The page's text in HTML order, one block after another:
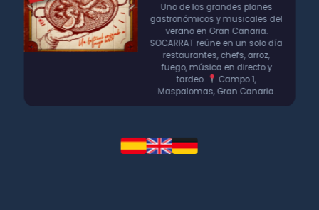
Uno de los grandes planes
gastronómicos y musicales del
verano en Gran Canaria.
SOCARRAT reúne en un solo día
restaurantes, chefs, arroz,
fuego, música en directo y
tardeo.
Campo 1,
Maspalomas, Gran Canaria.